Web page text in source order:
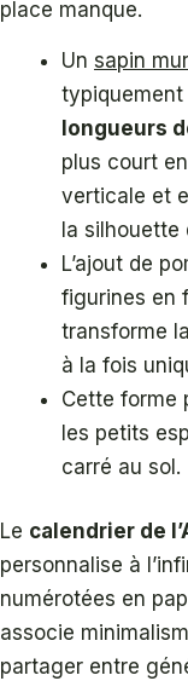
place manque.
Un sapin
typiquement
longueurs
plus court
verticale et
la silhouette
L’ajout de
figurines en
transforme
à la fois
Cette forme
les petits
carré au sol.
Le calendrier de
personnalise à
numérotées en
associe
partager entre